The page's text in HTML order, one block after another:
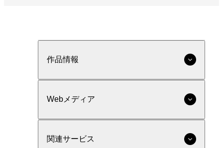
作品情報
Webメディア
関連サービス